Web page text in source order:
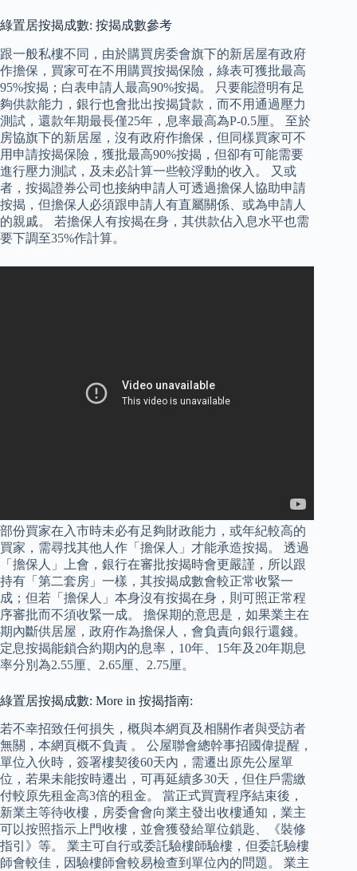
綠置居按揭成數: 按揭成數參考
跟一般私樓不同，由於購買房委會旗下的新居屋有政府
作擔保，買家可在不用購買按揭保險，綠表可獲批最高
95%按揭；白表申請人最高90%按揭。 只要能證明有足
夠供款能力，銀行也會批出按揭貸款，而不用通過壓力
測試，還款年期最長僅25年，息率最高為P-0.5厘。 至於
房協旗下的新居屋，沒有政府作擔保，但同樣買家可不
用申請按揭保險，獲批最高90%按揭，但卻有可能需要
進行壓力測試，及未必計算一些較浮動的收入。 又或
者，按揭證券公司也接納申請人可透過擔保人協助申請
按揭，但擔保人必須跟申請人有直屬關係、或為申請人
的親戚。 若擔保人有按揭在身，其供款佔入息水平也需
要下調至35%作計算。
部份買家在入市時未必有足夠財政能力，或年紀較高的
買家，需尋找其他人作「擔保人」才能承造按揭。 透過
「擔保人」上會，銀行在審批按揭時會更嚴謹，所以跟
持有「第二套房」一樣，其按揭成數會較正常收緊一
成；但若「擔保人」本身沒有按揭在身，則可照正常程
序審批而不須收緊一成。 擔保期的意思是，如果業主在
期內斷供居屋，政府作為擔保人，會負責向銀行還錢。
定息按揭能鎖合約期內的息率，10年、15年及20年期息
率分別為2.55厘、2.65厘、2.75厘。
綠置居按揭成數: More in 按揭指南:
若不幸招致任何損失，概與本網頁及相關作者與受訪者
無關，本網頁概不負責 。 公屋聯會總幹事招國偉提醒，
單位入伙時，簽署樓契後60天內，需遷出原先公屋單
位，若果未能按時遷出，可再延續多30天，但住戶需繳
付較原先租金高3倍的租金。 當正式買賣程序結束後，
新業主等待收樓，房委會會向業主發出收樓通知，業主
可以按照指示上門收樓，並會獲發給單位鎖匙、《裝修
指引》等。 業主可自行或委託驗樓師驗樓，但委託驗樓
師會較佳，因驗樓師會較易檢查到單位內的問題。 業主